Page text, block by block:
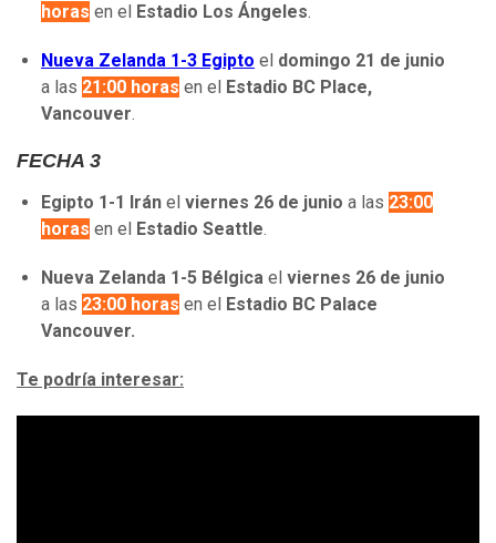
horas en el Estadio Los Ángeles.
Nueva Zelanda 1-3 Egipto el domingo 21 de junio
a las 21:00 horas en el
Estadio BC Place,
Vancouver.
FECHA 3
Egipto 1-1 Irán el viernes 26 de junio a las 23:00
horas en el Estadio Seattle.
Nueva Zelanda 1-5 Bélgica el viernes 26 de junio
a las 23:00 horas en el Estadio BC Palace
Vancouver.
Te podría interesar: